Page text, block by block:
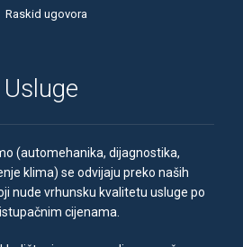
Raskid ugovora
Usluge
(automehanika, dijagnostika,
klima) se odvijaju preko naših
nude vrhunsku kvalitetu usluge po
cijenama.